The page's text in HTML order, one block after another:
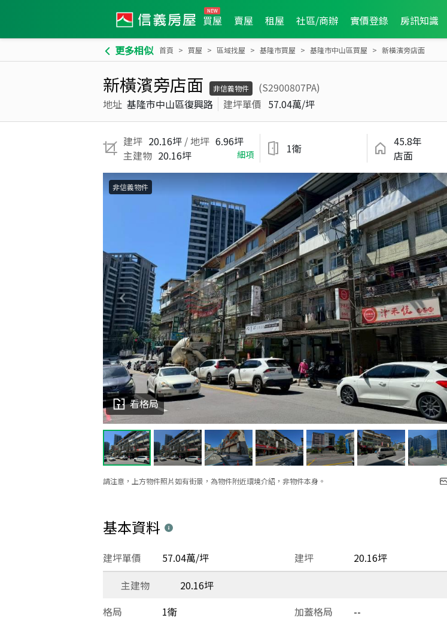
買屋 賣屋 租屋 社區/商辦 實價登錄 房訊知識
更多相似 首頁 買屋 區域找屋 基隆市買屋 基隆市中山區買屋 新橫濱旁店面
新橫濱旁店面 非信義物件
(S2900807PA)
地址 基隆市中山區復興路 建坪單價 57.04萬/坪
建坪 20.16坪 / 地坪 6.96坪
主建物 20.16坪 細項 1衛
45.8年
店面
請注意，上方物件照片如有街景，為物件附近環境介紹，非物件本身。
看格局
非信義物件
基本資料
建坪 20.16坪
建坪單價 57.04萬/坪
主建物
20.16坪
格局
1衛 加蓋格局 --